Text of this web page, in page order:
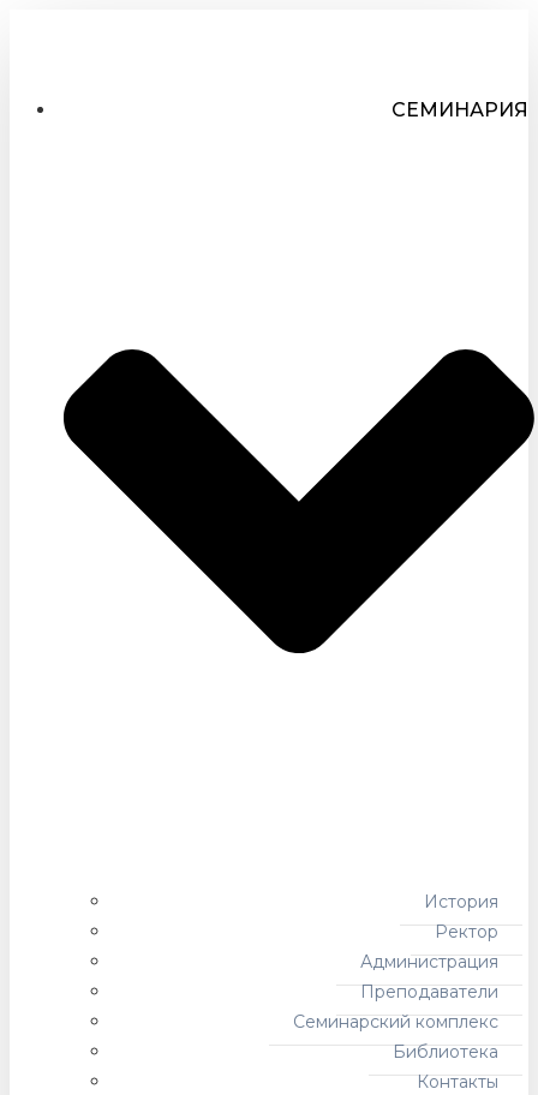
СЕМИНАРИЯ
История
Ректор
Администрация
Преподаватели
Семинарский комплекс
Библиотека
Контакты